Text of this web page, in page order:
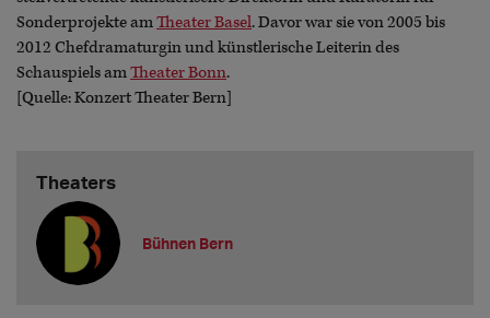
Sonderprojekte amTheater Basel. Davor war sie von 2005 bis
2012 Chefdramaturgin und künstlerische Leiterin des
Schauspiels amTheater Bonn.
[Quelle: Konzert Theater Bern]
Theaters
Bühnen Bern